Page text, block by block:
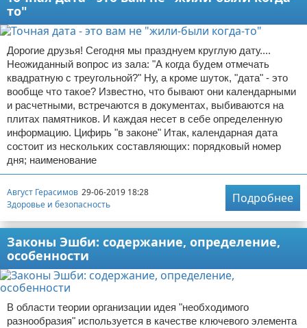
то"
Дорогие друзья! Сегодня мы празднуем круглую дату....
Неожиданный вопрос из зала: "А когда будем отмечать
квадратную с треугольной?" Ну, а кроме шуток, "дата" - это
вообще что такое? Известно, что бывают они календарными
и расчетными, встречаются в документах, выбиваются на
плитах памятников. И каждая несет в себе определенную
информацию. Цифирь "в законе" Итак, календарная дата
состоит из нескольких составляющих: порядковый номер
дня; наименование
Август Герасимов 29-06-2019 18:28
Здоровье и безопасность
Подробнее
Законы Эшби: содержание, определение,
особенности
В области теории организации идея "необходимого
разнообразия" используется в качестве ключевого элемента